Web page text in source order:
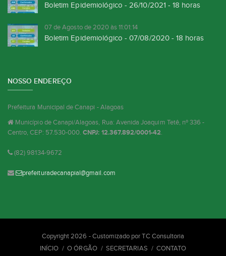
Boletim Epidemiológico - 26/10/2021 - 18 horas
07 de Agosto de 2020 às 11:01:14
Boletim Epidemiológico - 07/08/2020 - 18 horas
NOSSO ENDEREÇO
Prefeitura Municipal de Canapi - Alagoas
Município de Canapi/Alagoas, Rua: Avenida Joaquim Tetê, nº 336 -
Centro, CEP: 57.530-000.CNPJ: 12.367.892/0001-42.
(82) 98134-9672
prefeituradecanapial@gmail.com
Copyright 2026 - Customizado porTC Consultoria
INÍCIO
O ÓRGÃO SECRETARIAS CONTATO